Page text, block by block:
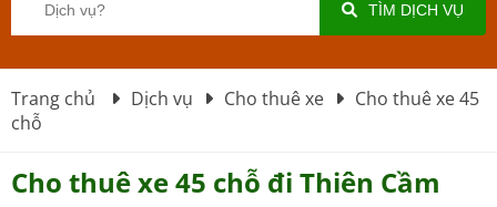
TÌM DỊCH VỤ
Trang chủ Dịch vụ Cho thuê xe
Cho thuê xe 45
chỗ
Cho thuê xe 45 chỗ đi Thiên Cầm